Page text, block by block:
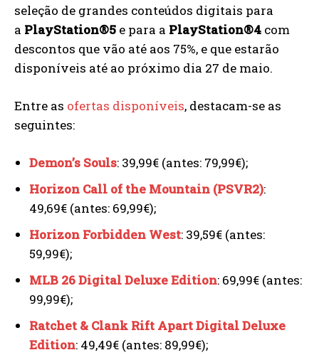
seleção de grandes conteúdos digitais para
a PlayStation®5 e para a PlayStation®4 com
descontos que vão até aos 75%, e que estarão
disponíveis até ao próximo dia 27 de maio.
Entre as ofertas disponíveis, destacam-se as
seguintes:
Demon’s Souls: 39,99€ (antes: 79,99€);
Horizon Call of the Mountain (PSVR2):
49,69€ (antes: 69,99€);
Horizon Forbidden West: 39,59€ (antes:
59,99€);
MLB 26 Digital Deluxe Edition: 69,99€ (antes:
99,99€);
Ratchet & Clank Rift Apart Digital Deluxe
Edition: 49,49€ (antes: 89,99€);